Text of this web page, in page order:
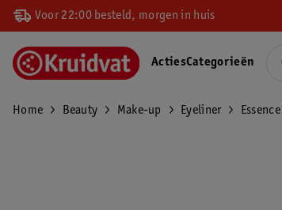
Voor 22:00 besteld, morgen in huis
ActiesCategorieën
Home Beauty Make-up Eyeliner